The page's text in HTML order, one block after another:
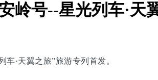
岭号--星光列车·天
·天翼之旅”旅游专列首发。